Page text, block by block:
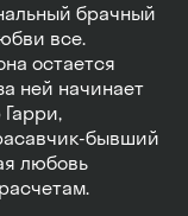
брачный
все.
остается
ней начинает
бывший
любовь